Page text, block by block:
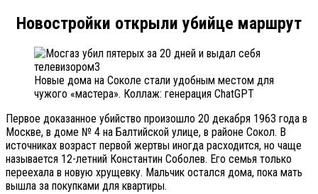
Новостройки открыли убийце маршрут
Новые дома на Соколе стали удобным местом для
чужого «мастера». Коллаж: генерация ChatGPT
Первое доказанное убийство произошло 20 декабря 1963 года в
Москве, в доме № 4 на Балтийской улице, в районе Сокол. В
источниках возраст первой жертвы иногда расходится, но чаще
называется 12-летний Константин Соболев. Его семья только
переехала в новую хрущевку. Мальчик остался дома, пока мать
вышла за покупками для квартиры.